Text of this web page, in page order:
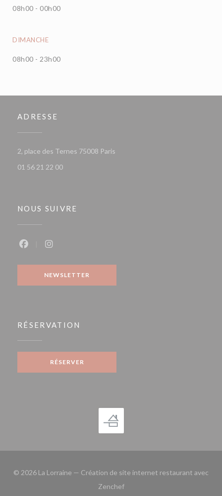
08h00 - 00h00
DIMANCHE
08h00 - 23h00
ADRESSE
2, place des Ternes 75008 Paris
01 56 21 22 00
NOUS SUIVRE
NEWSLETTER
RÉSERVATION
RÉSERVER
© 2026 La Lorraine — Création de site internet restaurant avec
Zenchef((ouvre une nouvelle fenêtre))